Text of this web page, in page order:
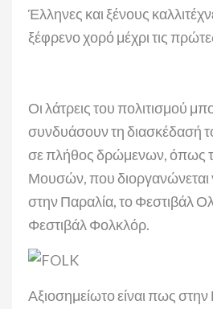
Έλληνες και ξένους
ξέφρενο χορό μέχρι τις
Οι λάτρεις του πολιτισμού
συνδυάσουν τη διασκέδασή
σε πλήθος δρώμενων, όπως
Μουσών, που διοργανώνεται
στην Παραλία, το Φεστιβάλ
Φεστιβάλ Φολκλόρ.
Αξιοσημείωτο είναι πως